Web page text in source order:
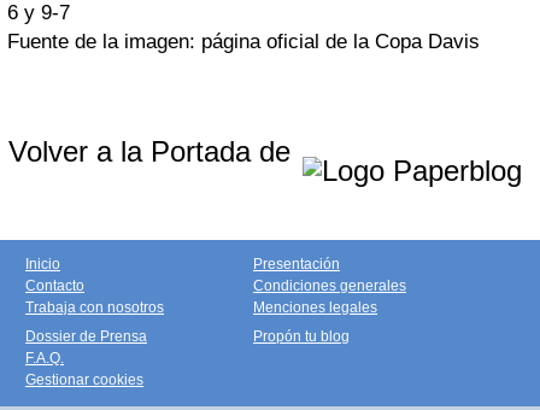
6 y 9-7
Fuente de la imagen: página oficial de la Copa Davis
Volver a la Portada de
Inicio
Contacto
Trabaja con nosotros
Presentación
Condiciones generales
Menciones legales
Dossier de Prensa
F.A.Q.
Gestionar cookies
Propón tu blog